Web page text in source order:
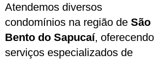
Atendemos diversos
condomínios na região de São
Bento do Sapucaí, oferecendo
serviços especializados de